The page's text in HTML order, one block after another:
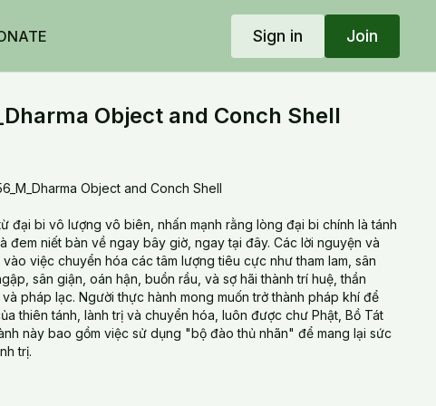
Sign in Join
Object and Conch Shell
Object and Conch Shell
đại bi vô lượng vô biên, nhấn mạnh rằng lòng đại bi chính là tánh
đem niết bàn về ngay bây giờ, ngay tại đây. Các lời nguyện và
việc chuyển hóa các tâm lượng tiêu cực như tham lam, sân
sân giận, oán hận, buồn rầu, và sợ hãi thành trí huệ, thần
pháp lạc. Người thực hành mong muốn trở thành pháp khí để
thiên tánh, lành trị và chuyển hóa, luôn được chư Phật, Bồ Tát
này bao gồm việc sử dụng "bộ đào thủ nhãn" để mang lại sức
trị.